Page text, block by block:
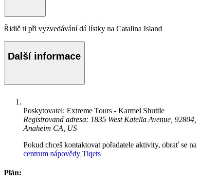
Řidič ti při vyzvedávání dá lístky na Catalina Island
Další informace
Poskytovatel: Extreme Tours - Karmel Shuttle
Registrovaná adresa: 1835 West Katella Avenue, 92804,
Anaheim CA, US
Pokud chceš kontaktovat pořadatele aktivity, obrať se na
centrum nápovědy Tiqets
Plán: